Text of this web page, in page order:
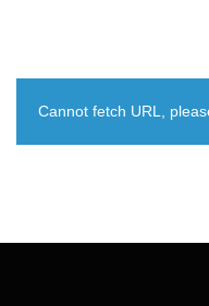
Cannot fetch URL,